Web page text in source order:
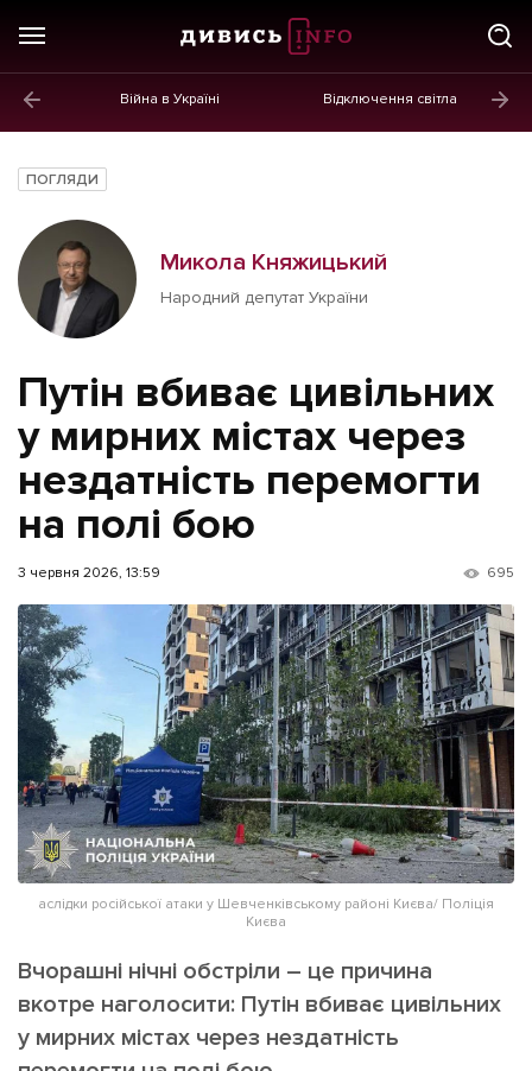
Війна в Україні Відключення світла
Новини
Політика
Економіка
Бізнес
Життя
Культура
Афіша
ІНШЕ
Картки
Репортаж
Розслідування
Погляди
Ініціативи
Лонгріди
Фото/Відео
Made in Lviv
Зв'язатися з нами
Політика конфіденційності
ПОГЛЯДИ
Микола Княжицький
Народний депутат України
Путін вбиває цивільних
у мирних містах через
нездатність перемогти
на полі бою
3 червня 2026, 13:59 695
аслідки російської атаки у Шевченківському районі Києва/ Поліція
Києва
Вчорашні нічні обстріли – це причина
вкотре наголосити: Путін вбиває цивільних
у мирних містах через нездатність